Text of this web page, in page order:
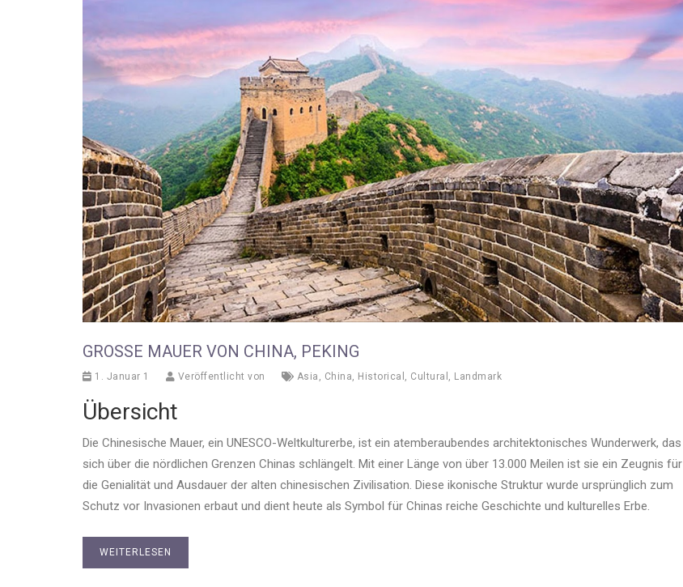
GROSSE MAUER VON CHINA, PEKING
1. Januar 1 Veröffentlicht von Asia , China, Historical , Cultural , Landmark
Übersicht
Die Chinesische Mauer, ein UNESCO-Weltkulturerbe, ist ein atemberaubendes architektonisches Wunderwerk, das
sich über die nördlichen Grenzen Chinas schlängelt. Mit einer Länge von über 13.000 Meilen ist sie ein Zeugnis für
die Genialität und Ausdauer der alten chinesischen Zivilisation. Diese ikonische Struktur wurde ursprünglich zum
Schutz vor Invasionen erbaut und dient heute als Symbol für Chinas reiche Geschichte und kulturelles Erbe.
WEITERLESEN